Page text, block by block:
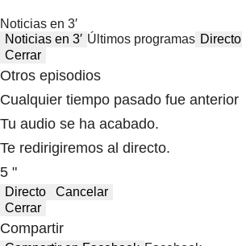
Noticias en 3′
Noticias en 3′ Últimos programas Directo
Cerrar
Otros episodios
Cualquier tiempo pasado fue anterior
Tu audio se ha acabado.
Te redirigiremos al directo.
5 "
Directo
Cancelar
Cerrar
Compartir